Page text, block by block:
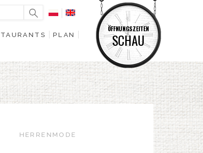
ÖFFNUNGSZEITEN
SCHAU
PLAN
HERRENMODE